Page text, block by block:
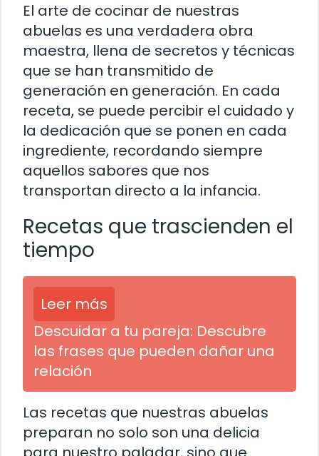
El arte de cocinar de nuestras
abuelas es una verdadera obra
maestra, llena de secretos y técnicas
que se han transmitido de
generación en generación. En cada
receta, se puede percibir el cuidado y
la dedicación que se ponen en cada
ingrediente, recordando siempre
aquellos sabores que nos
transportan directo a la infancia.
Recetas que trascienden el
tiempo
Leer más
Descuidar a tu pareja: Descubre
las frases que pueden dañar una
relación
Las recetas que nuestras abuelas
preparan no solo son una delicia